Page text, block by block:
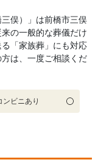
俣）」は前橋市三俣
の一般的な葬儀だけ
「家族葬」にも対応
は、一度ご相談くだ
ビニあり